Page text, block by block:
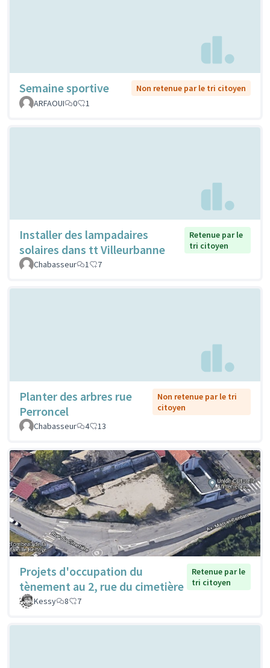
Semaine sportive
Non retenue par le tri citoyen
ARFAOUI
0 1
Installer des lampadaires
solaires dans tt Villeurbanne
Retenue par le
tri citoyen
Chabasseur
1 7
Planter des arbres rue
Perroncel
Non retenue par le tri
citoyen
Chabasseur
4 13
Projets d'occupation du
tènement au 2, rue du cimetière
Retenue par le
tri citoyen
Kessy
8 7